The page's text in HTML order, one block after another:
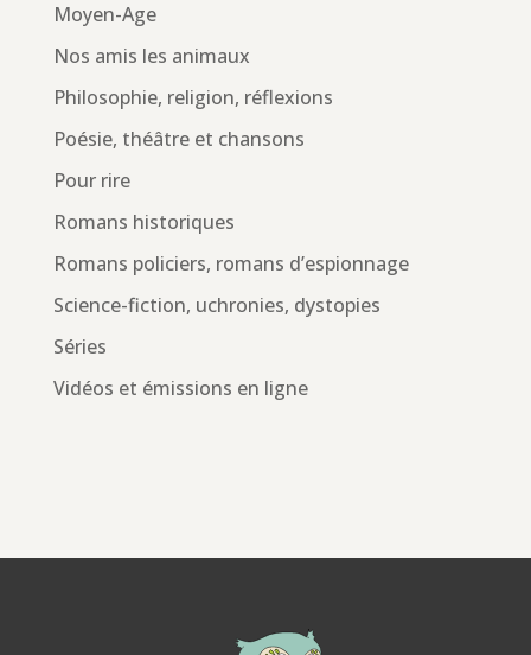
Moyen-Age
Nos amis les animaux
Philosophie, religion, réflexions
Poésie, théâtre et chansons
Pour rire
Romans historiques
Romans policiers, romans d’espionnage
Science-fiction, uchronies, dystopies
Séries
Vidéos et émissions en ligne